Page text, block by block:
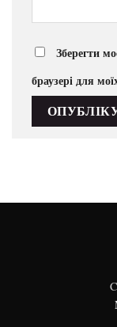
Зберегти
браузері для